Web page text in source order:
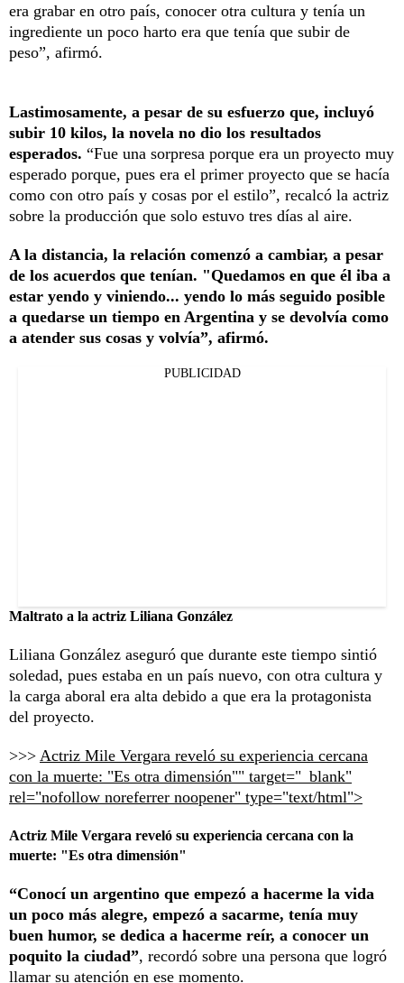
era grabar en otro país, conocer otra cultura y tenía un
ingrediente un poco harto era que tenía que subir de
peso”, afirmó.
Lastimosamente, a pesar de su esfuerzo que, incluyó
subir 10 kilos, la novela no dio los resultados
esperados. “Fue una sorpresa porque era un proyecto muy
esperado porque, pues era el primer proyecto que se hacía
como con otro país y cosas por el estilo”, recalcó la actriz
sobre la producción que solo estuvo tres días al aire.
A la distancia, la relación comenzó a cambiar, a pesar
de los acuerdos que tenían. "Quedamos en que él iba a
estar yendo y viniendo... yendo lo más seguido posible
a quedarse un tiempo en Argentina y se devolvía como
a atender sus cosas y volvía”, afirmó.
PUBLICIDAD
Maltrato a la actriz Liliana González
Liliana González aseguró que durante este tiempo sintió
soledad, pues estaba en un país nuevo, con otra cultura y
la carga aboral era alta debido a que era la protagonista
del proyecto.
>>> Actriz Mile Vergara reveló su experiencia cercana
con la muerte: "Es otra dimensión"" target="_blank"
rel="nofollow noreferrer noopener" type="text/html">
Actriz Mile Vergara reveló su experiencia cercana con la
muerte: "Es otra dimensión"
“Conocí un argentino que empezó a hacerme la vida
un poco más alegre, empezó a sacarme, tenía muy
buen humor, se dedica a hacerme reír, a conocer un
poquito la ciudad”, recordó sobre una persona que logró
llamar su atención en ese momento.